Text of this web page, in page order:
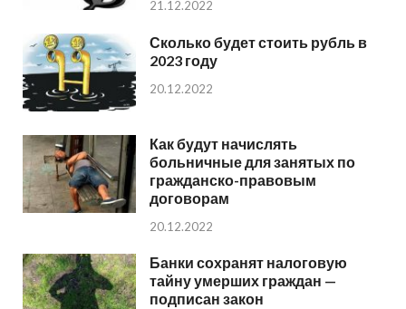
21.12.2022
Сколько будет стоить рубль в
2023 году
20.12.2022
Как будут начислять
больничные для занятых по
гражданско-правовым
договорам
20.12.2022
Банки сохранят налоговую
тайну умерших граждан —
подписан закон